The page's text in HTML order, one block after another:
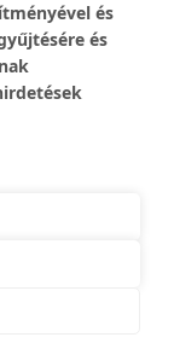
és Webáruház
és
és